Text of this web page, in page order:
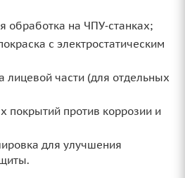
обработка на ЧПУ‑станках;
с электростатическим
лицевой части (для отдельных
покрытий против коррозии и
для улучшения